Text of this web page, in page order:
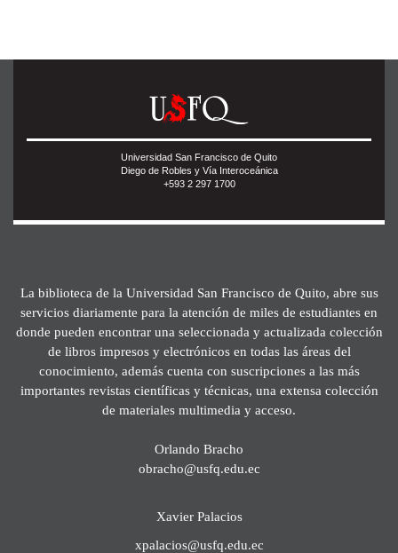
Universidad San Francisco de Quito
Diego de Robles y Vía Interoceánica
+593 2 297 1700
La biblioteca de la Universidad San Francisco de Quito, abre sus
servicios diariamente para la atención de miles de estudiantes en
donde pueden encontrar una seleccionada y actualizada colección
de libros impresos y electrónicos en todas las áreas del
conocimiento, además cuenta con suscripciones a las más
importantes revistas científicas y técnicas, una extensa colección
de materiales multimedia y acceso.
Orlando Bracho
obracho@usfq.edu.ec
Xavier Palacios
xpalacios@usfq.edu.ec